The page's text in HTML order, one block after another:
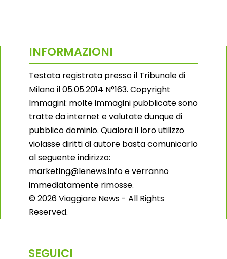
INFORMAZIONI
Testata registrata presso il Tribunale di
Milano il 05.05.2014 N°163. Copyright
Immagini: molte immagini pubblicate sono
tratte da internet e valutate dunque di
pubblico dominio. Qualora il loro utilizzo
violasse diritti di autore basta comunicarlo
al seguente indirizzo:
marketing@lenews.info e verranno
immediatamente rimosse.
© 2026 Viaggiare News - All Rights
Reserved.
SEGUICI